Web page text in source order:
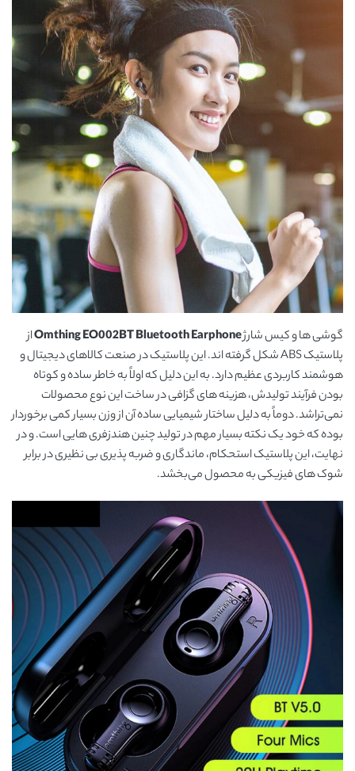
گوشی ها و کیس شارژOmthing EO002BT Bluetooth Earphoneاز
پلاستیک ABS شکل گرفته اند. این پلاستیک در صنعت کالاهای دیجیتال و
هوشمند کاربردی عظیم دارد. به این دلیل که اولاً به خاطر ساده و کوتاه
بودن فرآیند تولیدش، هزینه های گزافی در ساخت این نوع محصولات
نمی‌تراشد. دوماً به دلیل ساختار شیمیایی ساده آن از وزن بسیار کمی برخوردار
بوده که خود یک نکته بسیار مهم در تولید چنین هندزفری هایی است. و در
نهایت، این پلاستیک استحکام، ماندگاری و ضربه پذیری بی نظیری در برابر
شوک های فیزیکی به محصول می‌بخشد.